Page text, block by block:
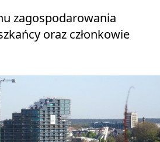
zagospodarowania
oraz członkowie